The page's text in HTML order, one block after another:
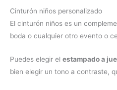
Cinturón niños personalizado
El cinturón niños es un
boda o cualquier otro evento o
Puedes elegir el estampado a
bien elegir un tono a contraste,